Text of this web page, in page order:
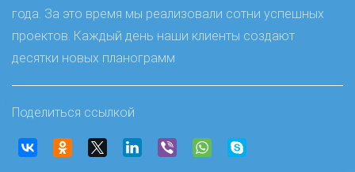
года. За это время мы реализовали сотни успешных
проектов. Каждый день наши клиенты создают
десятки новых планограмм
Поделиться ссылкой